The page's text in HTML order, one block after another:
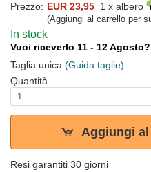
Prezzo: EUR 23,95 1 x albero
(Aggiungi al carrello per
In stock
Vuoi riceverlo 11 - 12 Agosto?
Taglia unica (Guida taglie)
Quantità
Aggiungi
Resi garantiti 30 giorni